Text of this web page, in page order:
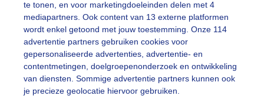
te tonen, en voor marketingdoeleinden delen met 4
mediapartners. Ook content van 13 externe platformen
wordt enkel getoond met jouw toestemming. Onze 114
advertentie partners gebruiken cookies voor
gepersonaliseerde advertenties, advertentie- en
contentmetingen, doelgroepenonderzoek en ontwikkeling
van diensten. Sommige advertentie partners kunnen ook
je precieze geolocatie hiervoor gebruiken.
00:45 01:05 01:25 01:45